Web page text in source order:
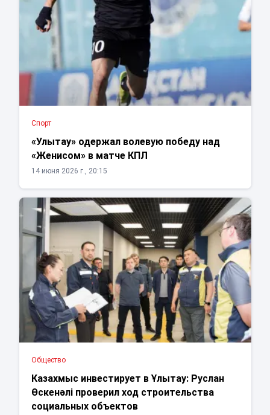
Спорт
«Улытау» одержал волевую победу над
«Женисом» в матче КПЛ
14 июня 2026 г., 20:15
Общество
Казахмыс инвестирует в Ұлытау: Руслан
Өскенәлі проверил ход строительства
социальных объектов